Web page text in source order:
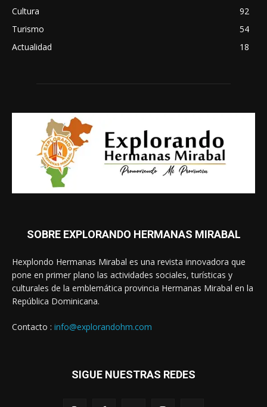
Cultura
92
Turismo
54
Actualidad
18
SOBRE EXPLORANDO HERMANAS MIRABAL
Hexplondo Hermanas Mirabal es una revista innovadora que
pone en primer plano las actividades sociales, turísticas y
culturales de la emblemática provincia Hermanas Mirabal en la
República Dominicana.
Contacto : info@explorandohm.com
SIGUE NUESTRAS REDES